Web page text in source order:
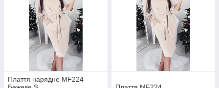
Плаття нарядне MF224